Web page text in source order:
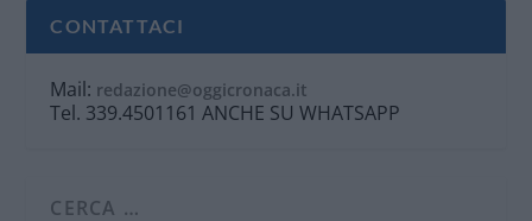
CONTATTACI
Mail: redazione@oggicronaca.it
Tel. 339.4501161 ANCHE SU WHATSAPP